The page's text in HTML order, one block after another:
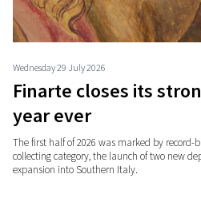
Wednesday 29 July 2026
Finarte closes its
year ever
The first half of 2026 was marked by record-
collecting category, the launch of two new
expansion into Southern Italy.